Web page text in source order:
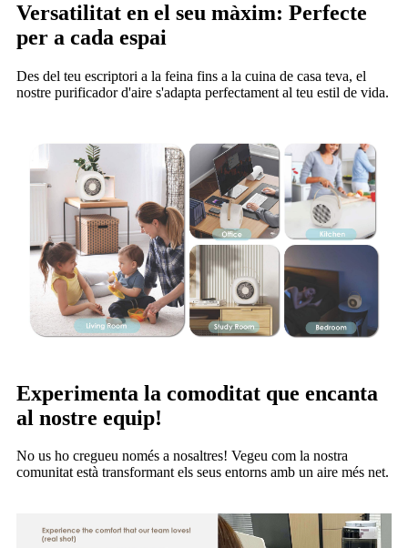
Versatilitat en el seu màxim: Perfecte
per a cada espai
Des del teu escriptori a la feina fins a la cuina de casa teva, el
nostre purificador d'aire s'adapta perfectament al teu estil de vida.
Experimenta la comoditat que encanta
al nostre equip!
No us ho cregueu només a nosaltres! Vegeu com la nostra
comunitat està transformant els seus entorns amb un aire més net.